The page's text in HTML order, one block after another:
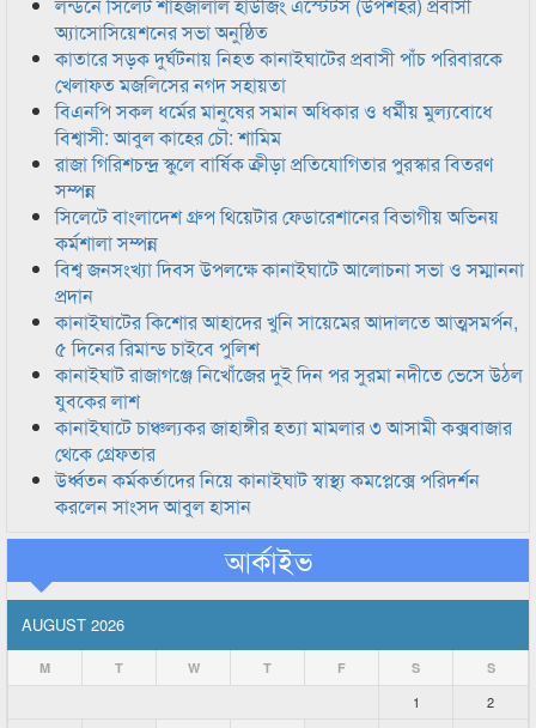
অ্যাসোসিয়েশনের সভা অনুষ্ঠিত
কাতারে সড়ক দুর্ঘটনায় নিহত কানাইঘাটের প্রবাসী পাঁচ পরিবারকে
খেলাফত মজলিসের নগদ সহায়তা
বিএনপি সকল ধর্মের মানুষের সমান অধিকার ও ধর্মীয় মুল্যবোধে
বিশ্বাসী: আবুল কাহের চৌ: শামিম
রাজা গিরিশচন্দ্র স্কুলে বার্ষিক ক্রীড়া প্রতিযোগিতার পুরস্কার বিতরণ
সম্পন্ন
সিলেটে বাংলাদেশ গ্রুপ থিয়েটার ফেডারেশানের বিভাগীয় অভিনয়
কর্মশালা সম্পন্ন
বিশ্ব জনসংখ্যা দিবস উপলক্ষে কানাইঘাটে আলোচনা সভা ও সম্মাননা
প্রদান
কানাইঘাটের কিশোর আহাদের খুনি সায়েমের আদালতে আত্মসমর্পন,
৫ দিনের রিমান্ড চাইবে পুলিশ
কানাইঘাট রাজাগঞ্জে নিখোঁজের দুই দিন পর সুরমা নদীতে ভেসে উঠল
যুবকের লাশ
কানাইঘাটে চাঞ্চল্যকর জাহাঙ্গীর হত্যা মামলার ৩ আসামী কক্সবাজার
থেকে গ্রেফতার
উর্ধ্বতন কর্মকর্তাদের নিয়ে কানাইঘাট স্বাস্থ্য কমপ্লেক্সে পরিদর্শন
করলেন সাংসদ আবুল হাসান
আর্কাইভ
AUGUST 2026
M T W T F S S
1
2